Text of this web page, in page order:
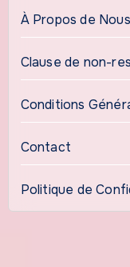
À Propos de Nous
Clause de non-
Conditions
Contact
Politique de